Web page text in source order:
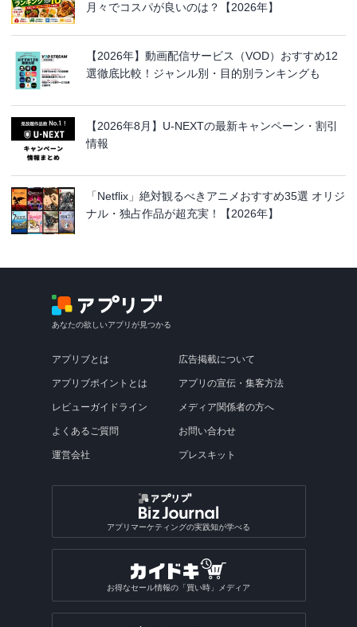
月々でコスパが良いのは？【2026年】
【2026年】動画配信サービス（VOD）おすすめ12
選徹底比較！ジャンル別・目的別ランキングも
【2026年8月】U-NEXTの最新キャンペーン・割引
情報
「Netflix」絶対観るべきアニメおすすめ35選 オリジ
ナル・独占作品が超充実！【2026年】
あなたの欲しいアプリが見つかる
アプリブとは
アプリブポイントとは
レビューガイドライン
よくあるご質問
運営会社
広告掲載について
アプリの宣伝・集客方法
メディア関係者の方へ
お問い合わせ
プレスキット
アプリマーケティングの実践知が学べる
お得なセール情報の「買い時」メディア